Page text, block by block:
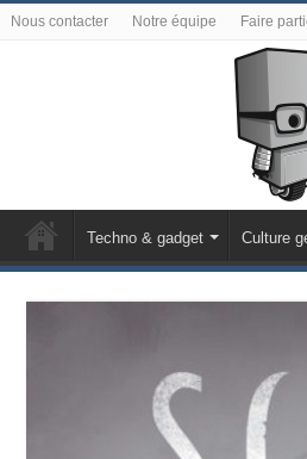
Nous contacter Notre équipe Faire
Techno & gadget Culture